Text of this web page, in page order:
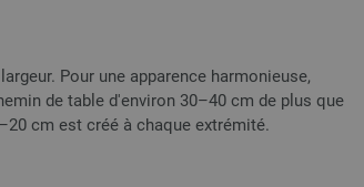
Pour une apparence harmonieuse,
de table d'environ 30–40 cm de plus que
cm est créé à chaque extrémité.